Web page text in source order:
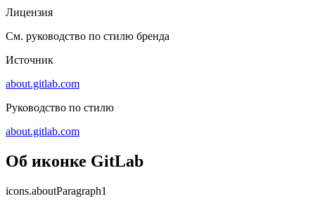
Лицензия
См. руководство по стилю бренда
Источник
about.gitlab.com
Руководство по стилю
about.gitlab.com
Об иконке GitLab
icons.aboutParagraph1